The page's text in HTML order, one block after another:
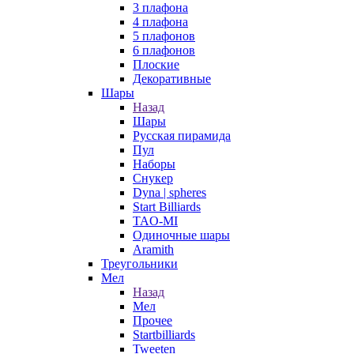
3 плафона
4 плафона
5 плафонов
6 плафонов
Плоские
Декоративные
Шары
Назад
Шары
Русская пирамида
Пул
Наборы
Снукер
Dyna | spheres
Start Billiards
TAO-MI
Одиночные шары
Aramith
Треугольники
Мел
Назад
Мел
Прочее
Startbilliards
Tweeten